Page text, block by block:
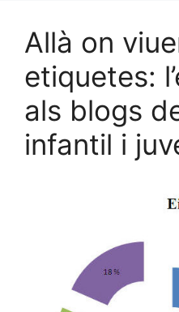
Allà on
etiquetes:
als blogs
infantil i